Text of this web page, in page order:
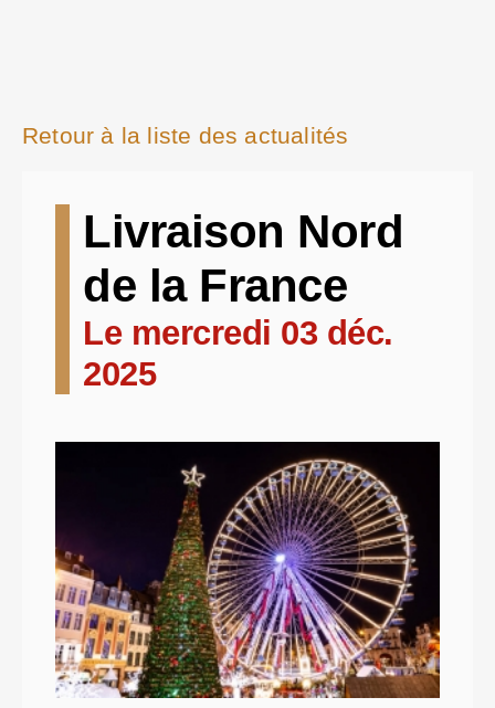
Retour à la liste des actualités
Livraison Nord
de la France
Le mercredi 03 déc.
2025